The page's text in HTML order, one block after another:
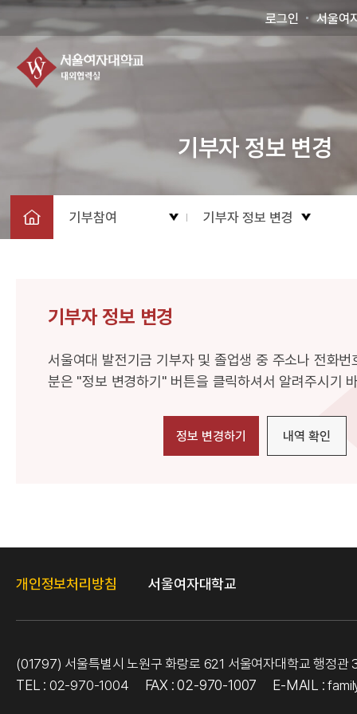
기부자 정보 변경
로그인 서울여
기부참여 기부자 정보 변경
기부자 정보 변경
서울여대 발전기금 기부자 및 졸업생 중 주소나 전화번
분은 "정보 변경하기" 버튼을 클릭하셔서 알려주시기
개인정보처리방침 서울여자대학교
(01797) 서울특별시 노원구 화랑로 621 서울여자대학교 행정관
TEL : 02-970-1004 FAX : 02-970-1007 E-MAIL :